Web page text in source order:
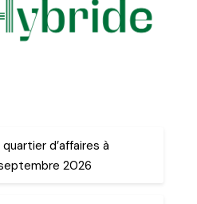
d’affaires à
2026